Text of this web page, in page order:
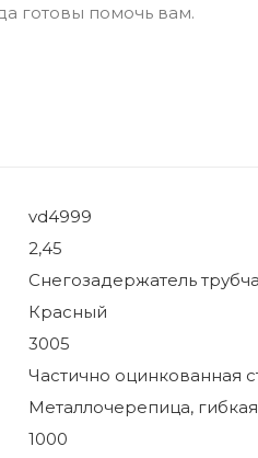
готовы помочь вам.
vd4999
2,45
Снегозадержатель
Красный
3005
Частично оцинкованная
Металлочерепица,
1000